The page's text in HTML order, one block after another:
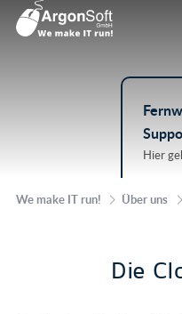
Hier
We make IT run! Über uns
Die